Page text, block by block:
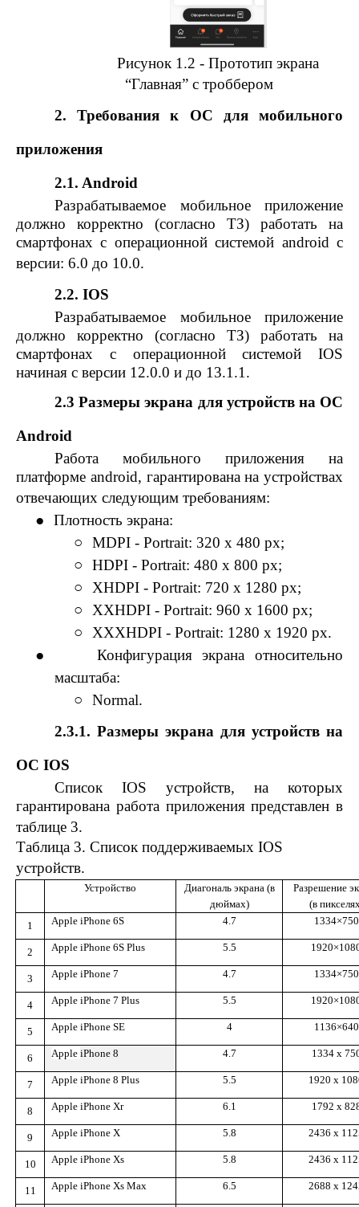
Рисунок 1.2 - Прототип экрана
“Главная” с троббером
2. Требования к ОС для мобильного
приложения
2.1. Android
Разрабатываемое мобильное приложение
должно корректно (согласно ТЗ) работать на
смартфонах с операционной системой android с
версии: 6.0 до 10.0.
2.2. IOS
Разрабатываемое мобильное приложение
должно корректно (согласно ТЗ) работать на
смартфонах с операционной системой IOS
начиная с версии 12.0.0 и до 13.1.1.
2.3 Размеры экрана для устройств на ОС
Android
Работа мобильного приложения на
платформе android, гарантирована на устройствах
отвечающих следующим требованиям:
●
Плотность экрана:
○
MDPI - Portrait: 320 x 480 px;
○
HDPI - Portrait: 480 x 800 px;
○
XHDPI - Portrait: 720 x 1280 px;
○
XXHDPI - Portrait: 960 x 1600 px;
○
XXXHDPI - Portrait: 1280 x 1920 px.
●
Конфигурация экрана относительно
масштаба:
○
Normal.
2.3.1. Размеры экрана для устройств на
ОС IOS
Список IOS устройств, на которых
гарантирована работа приложения представлен в
таблице 3.
Таблица 3. Список поддерживаемых IOS
устройств.
Устройство
Диагональ экрана (в
дюймах)
Разрешение
(в
1
Apple iPhone 6S 4.7 1334×750
2 Apple iPhone 6S Plus 5.5
3 Apple iPhone 7 4.7 1334×750
4 Apple iPhone 7 Plus 5.5
5 Apple iPhone SE 4 1136×640
6 Apple iPhone 8 4.7 1334 x
7 Apple iPhone 8 Plus 5.5 1920 x
8 Apple iPhone Xr 6.1 1792 x
9 Apple iPhone X 5.8 2436 x
10 Apple iPhone Xs 5.8 2436 x
11 Apple iPhone Xs Max 6.5 2688 x